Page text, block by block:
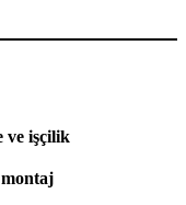
ve işçilik